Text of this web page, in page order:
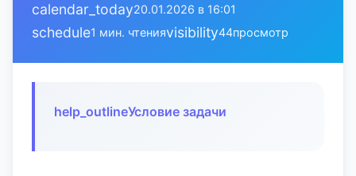
calendar_today20.01.2026 в 16:01
schedule1 мин. чтенияvisibility44просмотр
help_outlineУсловие задачи